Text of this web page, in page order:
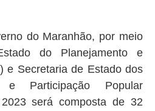
do Maranhão, por meio
do Planejamento e
e Secretaria de Estado dos
e Participação Popular
será composta de 32